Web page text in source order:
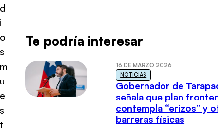
d
i
o
s
m
u
e
s
t
Te podría interesar
16 DE MARZO 2026
NOTICIAS
Gobernador de
señala que plan
contempla “erizos” y
barreras físicas